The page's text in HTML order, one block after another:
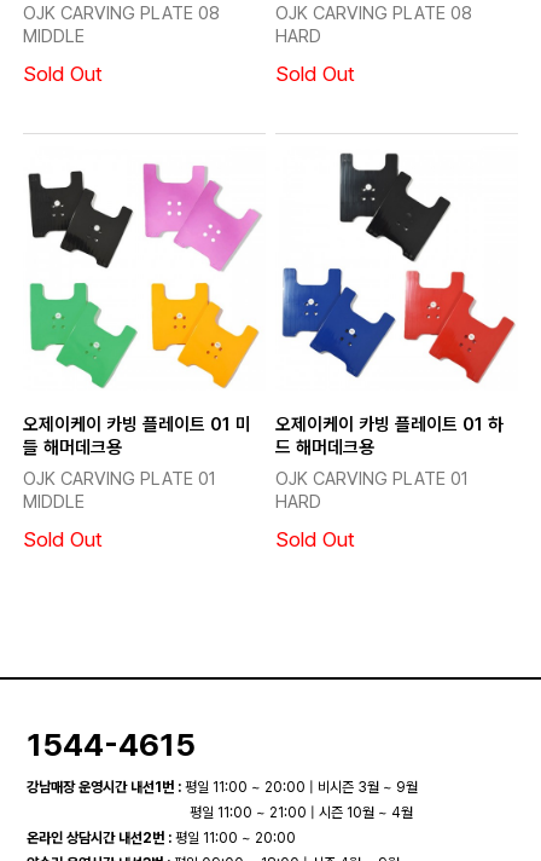
OJK CARVING PLATE 08
MIDDLE
Sold Out
OJK CARVING PLATE 08
HARD
Sold Out
오제이케이 카빙 플레이트 01 미
들 해머데크용
OJK CARVING PLATE 01
MIDDLE
Sold Out
오제이케이 카빙 플레이트 01 하
드 해머데크용
OJK CARVING PLATE 01
HARD
Sold Out
1544-4615
강남매장 운영시간 내선1번 : 평일 11:00 ~ 20:00 | 비시즌 3월 ~ 9월
평일 11:00 ~ 21:00 | 시즌 10월 ~ 4월
온라인 상담시간 내선2번 : 평일 11:00 ~ 20:00